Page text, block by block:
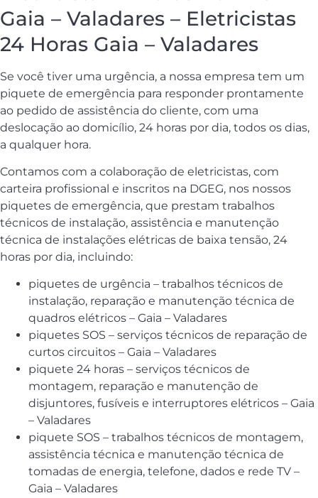
Gaia – Valadares – Eletricistas
24 Horas Gaia – Valadares
Se você tiver uma urgência, a nossa empresa tem um
piquete de emergência para responder prontamente
ao pedido de assistência do cliente, com uma
deslocação ao domicílio, 24 horas por dia, todos os dias,
a qualquer hora.
Contamos com a colaboração de eletricistas, com
carteira profissional e inscritos na DGEG, nos nossos
piquetes de emergência, que prestam trabalhos
técnicos de instalação, assistência e manutenção
técnica de instalações elétricas de baixa tensão, 24
horas por dia, incluindo:
piquetes de urgência – trabalhos técnicos de
instalação, reparação e manutenção técnica de
quadros elétricos – Gaia – Valadares
piquetes SOS – serviços técnicos de reparação de
curtos circuitos – Gaia – Valadares
piquete 24 horas – serviços técnicos de
montagem, reparação e manutenção de
disjuntores, fusíveis e interruptores elétricos – Gaia
– Valadares
piquete SOS – trabalhos técnicos de montagem,
assistência técnica e manutenção técnica de
tomadas de energia, telefone, dados e rede TV –
Gaia – Valadares